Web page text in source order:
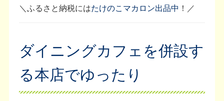
＼ふるさと納税にはたけのこマカロン出品中 ！／
ダイニングカフェを併設す
る本店でゆったり